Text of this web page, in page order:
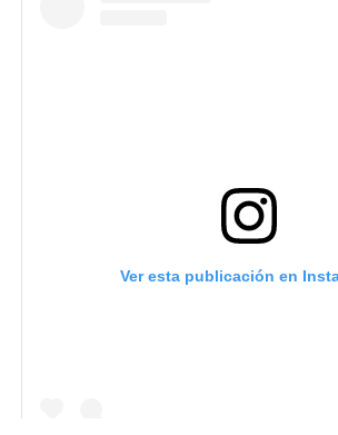
Ver esta publicación en